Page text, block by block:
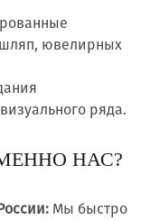
ювелирных
ряда.
НАС?
Мы быстро